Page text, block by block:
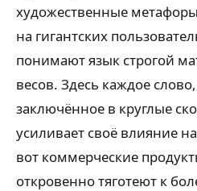
художественные
на гигантских
понимают язык строгой
весов. Здесь каждое
заключённое в круглые
усиливает своё влияние
вот коммерческие
откровенно тяготеют к